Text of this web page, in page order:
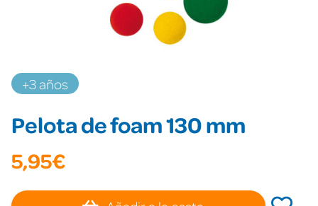
+3 años
Pelota de foam 130 mm
5,95€